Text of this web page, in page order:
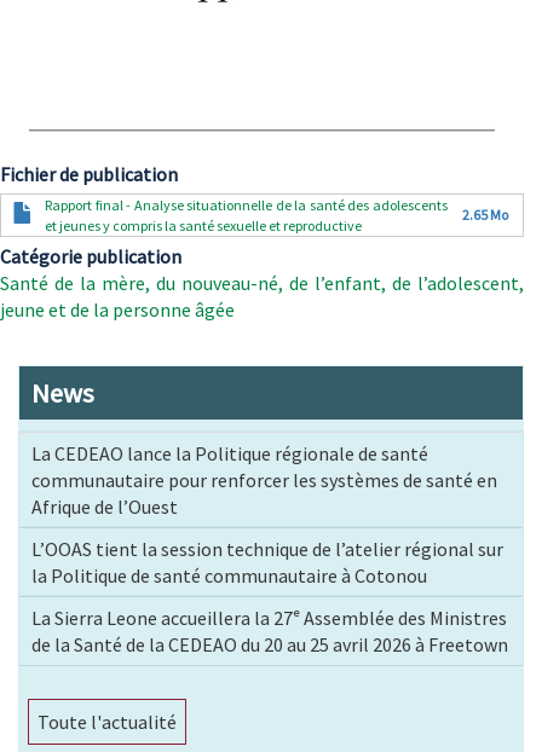
Fichier de publication
DocumentRapport final - Analyse situationnelle de la santé des adolescents
et jeunes y compris la santé sexuelle et reproductive
2.65 Mo
Catégorie publication
Santé de la mère, du nouveau-né, de l’enfant, de l’adolescent,
jeune et de la personne âgée
News
La CEDEAO lance la Politique régionale de santé
communautaire pour renforcer les systèmes de santé en
Afrique de l’Ouest
L’OOAS tient la session technique de l’atelier régional sur
la Politique de santé communautaire à Cotonou
La Sierra Leone accueillera la 27ᵉ Assemblée des Ministres
de la Santé de la CEDEAO du 20 au 25 avril 2026 à Freetown
Toute l'actualité